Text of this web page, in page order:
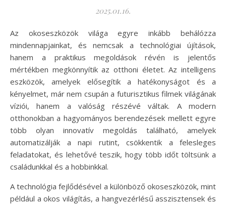
2025.01.16.
Az okoseszközök világa egyre inkább behálózza
mindennapjainkat, és nemcsak a technológiai újítások,
hanem a praktikus megoldások révén is jelentős
mértékben megkönnyítik az otthoni életet. Az intelligens
eszközök, amelyek elősegítik a hatékonyságot és a
kényelmet, már nem csupán a futurisztikus filmek világának
víziói, hanem a valóság részévé váltak. A modern
otthonokban a hagyományos berendezések mellett egyre
több olyan innovatív megoldás található, amelyek
automatizálják a napi rutint, csökkentik a felesleges
feladatokat, és lehetővé teszik, hogy több időt töltsünk a
családunkkal és a hobbinkkal.
A technológia fejlődésével a különböző okoseszközök, mint
például a okos világítás, a hangvezérlésű asszisztensek és